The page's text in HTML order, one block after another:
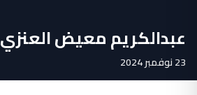
عبدالكريم معيض العنزي
23 نوفمبر 2024